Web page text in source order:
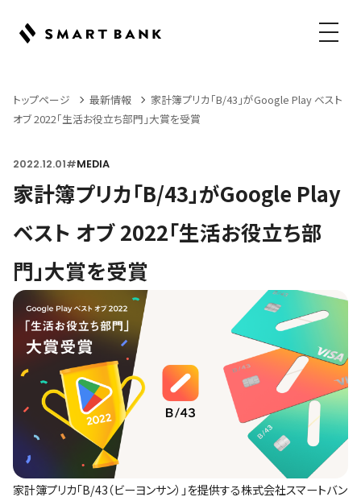
メニュ
トップページ 最新情報
家計簿プリカ「B/43」がGoogle Play ベスト
オブ 2022「生活お役立ち部門」大賞を受賞
2022.12.01#MEDIA
家計簿プリカ「B/43」がGoogle Play
ベスト オブ 2022「生活お役立ち部
門」大賞を受賞
家計簿プリカ「B/43（ビーヨンサン）」を提供する株式会社スマートバン